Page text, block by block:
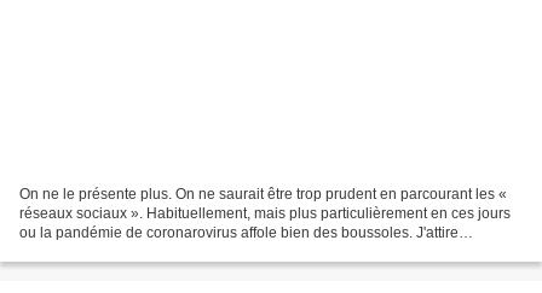
On ne le présente plus. On ne saurait être trop prudent en parcourant les «
réseaux sociaux ». Habituellement, mais plus particulièrement en ces jours
ou la pandémie de coronarovirus affole bien des boussoles. J'attire